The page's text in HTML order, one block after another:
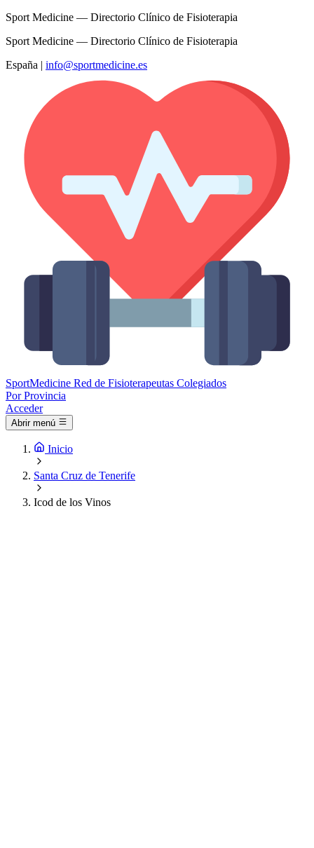
Sport Medicine — Directorio Clínico de Fisioterapia
Sport Medicine — Directorio Clínico de Fisioterapia
España | info@sportmedicine.es
SportMedicine Red de Fisioterapeutas Colegiados
Por Provincia
Acceder
Abrir menú
Inicio
Santa Cruz de Tenerife
Icod de los Vinos